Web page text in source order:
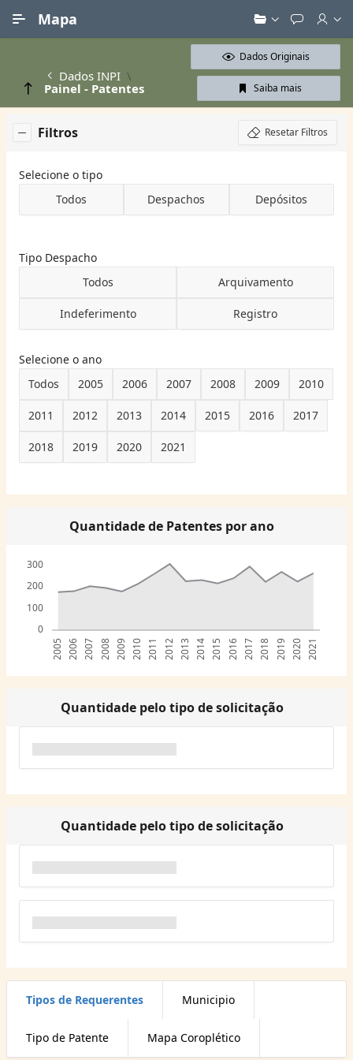
Mapa
Dados INPI
Painel - Patentes
Dados Originais
Saiba mais
Filtros Resetar Filtros
Selecione o tipo
Todos
Despachos Depósitos
Tipo Despacho
Todos
Arquivamento
Indeferimento Registro
Selecione o ano
Todos
2005 2006 2007 2008 2009 2010
2011 2012 2013 2014 2015 2016 2017
2018 2019 2020 2021
Quantidade de Patentes por ano
0
100
200
300
2005 2006 2007 2008 2009 2010 2011 2012 2013 2014 2015 2016 2017 2018 2019 2020 2021
Quantidade pelo tipo de solicitação
Quantidade pelo tipo de solicitação
Tipos de Requerentes Municipio
Tipo de Patente Mapa Coroplético